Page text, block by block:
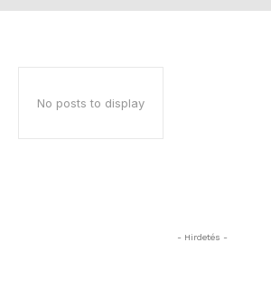
No posts to display
- Hirdetés -